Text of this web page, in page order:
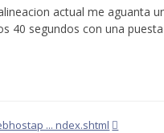
actual me aguanta
40 segundos con una
... ndex.shtml